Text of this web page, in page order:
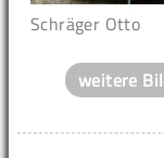
Schräger Otto
weitere